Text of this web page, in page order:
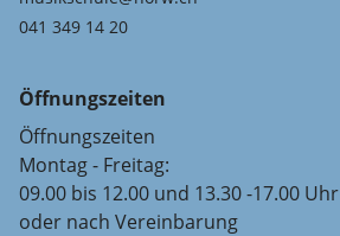
041 349 14 20
Öffnungszeiten
Öffnungszeiten
Montag - Freitag:
09.00 bis 12.00 und 13.30 -17.00 Uhr
oder nach Vereinbarung